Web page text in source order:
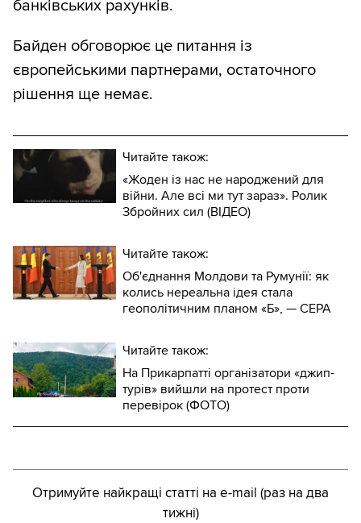
банківських рахунків.
Байден обговорює це питання із
європейськими партнерами, остаточного
рішення ще немає.
Читайте також:
«Жоден із нас не народжений для
війни. Але всі ми тут зараз». Ролик
Збройних сил (ВІДЕО)
Читайте також:
Об'єднання Молдови та Румунії: як
колись нереальна ідея стала
геополітичним планом «Б», — CEPA
Читайте також:
На Прикарпатті організатори «джип-
турів» вийшли на протест проти
перевірок (ФОТО)
Отримуйте найкращі статті на e-mail (раз на два
тижні)